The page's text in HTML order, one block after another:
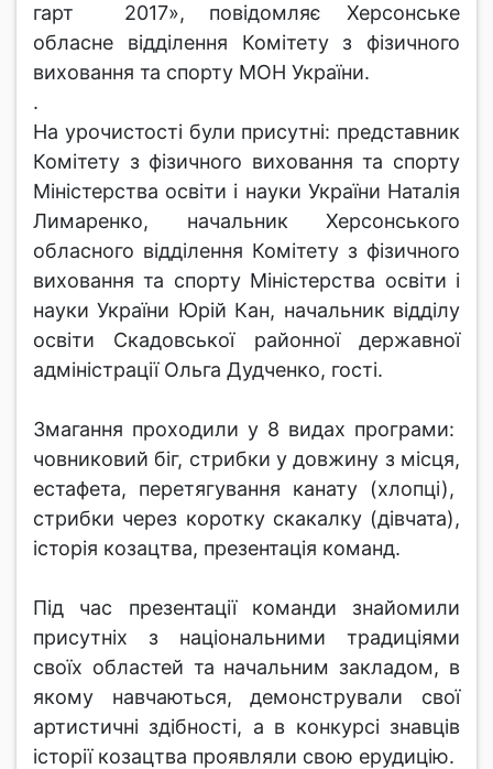
гарт 2017», повідомляє Херсонське
обласне відділення Комітету з фізичного
виховання та спорту МОН України.
.
На урочистості були присутні: представник
Комітету з фізичного виховання та спорту
Міністерства освіти і науки України Наталія
Лимаренко, начальник Херсонського
обласного відділення Комітету з фізичного
виховання та спорту Міністерства освіти і
науки України Юрій Кан, начальник відділу
освіти Скадовської районної державної
адміністрації Ольга Дудченко, гості.
Змагання проходили у 8 видах програми:
човниковий біг, стрибки у довжину з місця,
естафета, перетягування канату (хлопці),
стрибки через коротку скакалку (дівчата),
історія козацтва, презентація команд.
Під час презентації команди знайомили
присутніх з національними традиціями
своїх областей та начальним закладом, в
якому навчаються, демонстрували свої
артистичні здібності, а в конкурсі знавців
історії козацтва проявляли свою ерудицію.